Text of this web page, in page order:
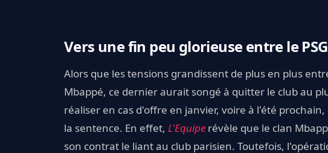
Vers une fin peu glorieuse entre le
Alors que les tensions grandissent de plus en plus
Mbappé, ce dernier aurait songé à quitter le club au
réaliser en cas d'offre en janvier, voire à l'été
la sentence. En effet, L'Equipe révèle que le clan
son contrat le liant au club parisien. Toutefois,